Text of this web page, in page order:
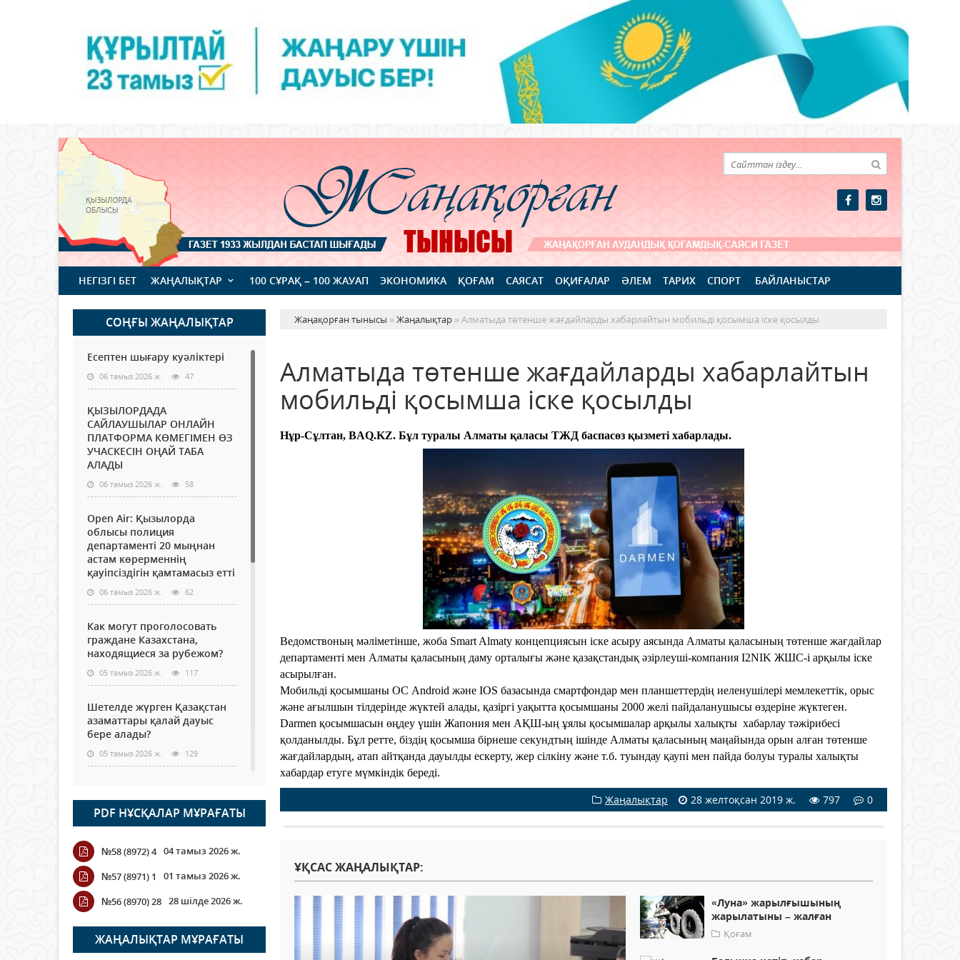
НЕГІЗГІ БЕТ ЖАҢАЛЫҚТАР 100 СҰРАҚ – 100 ЖАУАП ЭКОНОМИКА ҚОҒАМ САЯСАТ ОҚИҒАЛАР ӘЛЕМ ТАРИХ СПОРТ БАЙЛАНЫСТАР
СОҢҒЫ ЖАҢАЛЫҚТАР
Есептен шығару куәліктері
06 тамыз 2026 ж. 47
ҚЫЗЫЛОРДАДА
САЙЛАУШЫЛАР ОНЛАЙН
ПЛАТФОРМА КӨМЕГІМЕН ӨЗ
УЧАСКЕСІН ОҢАЙ ТАБА
АЛАДЫ
06 тамыз 2026 ж. 58
Open Air: Қызылорда
облысы полиция
департаменті 20 мыңнан
астам көрерменнің
қауіпсіздігін қамтамасыз етті
06 тамыз 2026 ж. 62
Как могут проголосовать
граждане Казахстана,
находящиеся за рубежом?
05 тамыз 2026 ж. 117
Шетелде жүрген Қазақстан
азаматтары қалай дауыс
бере алады?
05 тамыз 2026 ж. 129
баға әр түрлі болған
жағдайда
ҮКІМЕТТІК ЕМЕС ҰЙЫМДАРҒА
АРНАЛҒАН СЫЙЛЫҚАҚЫ
КОНКУРСЫНА ӨТІНІМ
ҚАБЫЛДАУ БАСТАЛДЫ
04 тамыз 2026 ж. 107
PDF НҰСҚАЛАР МҰРАҒАТЫ
№58 (8972) 4 04 тамыз 2026 ж.
№57 (8971) 1
01 тамыз 2026 ж.
№56 (8970) 28 28 шілде 2026 ж.
ЖАҢАЛЫҚТАР МҰРАҒАТЫ
Жаңақорған тынысы »Жаңалықтар » Алматыда төтенше жағдайларды хабарлайтын мобильді қосымша іске қосылды
Алматыда төтенше жағдайларды хабарлайтын
мобильді қосымша іске қосылды
Нұр-Сұлтан, BAQ.KZ. Бұл туралы Алматы қаласы ТЖД баспасөз қызметі хабарлады.
Ведомствоның мәліметінше, жоба Smart Almaty концепциясын іске асыру аясында Алматы қаласының төтенше жағдайлар
департаменті мен Алматы қаласының даму орталығы және қазақстандық әзірлеуші-компания I2NIK ЖШС-і арқылы іске
асырылған.
Мобильді қосымшаны ОС Android және IOS базасында смартфондар мен планшеттердің иеленушілері мемлекеттік, орыс
және ағылшын тілдерінде жүктей алады, қазіргі уақытта қосымшаны 2000 желі пайдаланушысы өздеріне жүктеген.
Darmen қосымшасын өңдеу үшін Жапония мен АҚШ-ың ұялы қосымшалар арқылы халықты хабарлау тәжірибесі
қолданылды. Бұл ретте, біздің қосымша бірнеше секундтың ішінде Алматы қаласының маңайында орын алған төтенше
жағдайлардың, атап айтқанда дауылды ескерту, жер сілкіну және т.б. туындау қаупі мен пайда болуы туралы халықты
хабардар етуге мүмкіндік береді.
Жаңалықтар 28 желтоқсан 2019 ж. 797 0
ҰҚСАС ЖАҢАЛЫҚТАР:
«Луна» жарылғышының
жарылатыны – жалған
Қоғам